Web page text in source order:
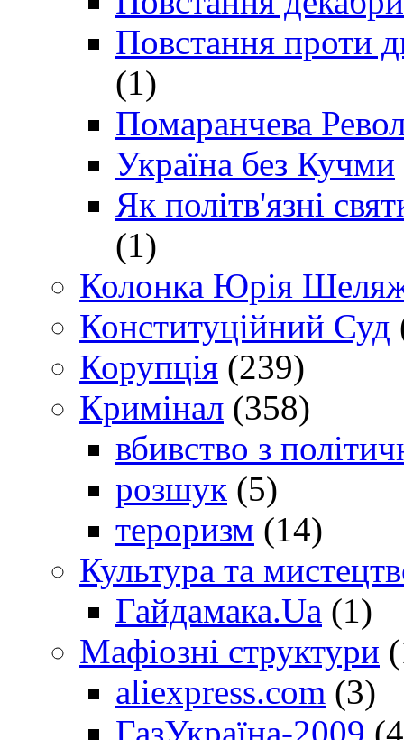
Повстання проти
(1)
Помаранчева
Україна без Кучми
Як політв'язні
(1)
Колонка Юрія
Конституційний Суд
Корупція (239)
Кримінал (358)
вбивство з
розшук (5)
тероризм (14)
Культура та
Гайдамака.Ua (1)
Мафіозні структури
aliexpress.com (3)
ГазУкраїна-2009